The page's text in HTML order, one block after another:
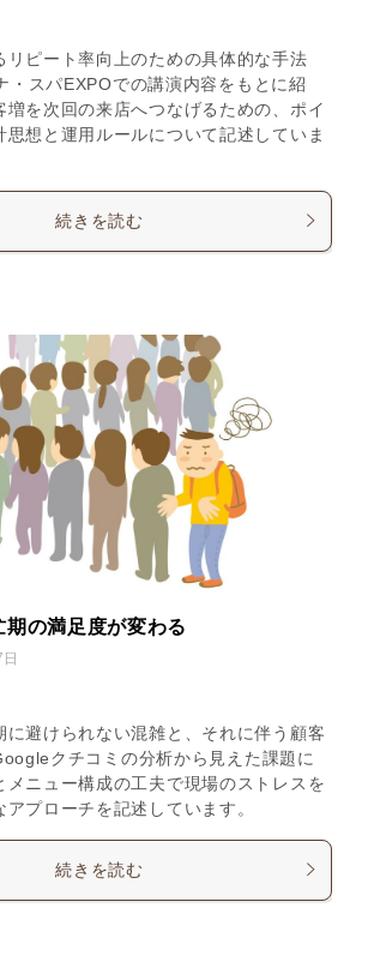
リピート率向上のための具体的な手法
・スパEXPOでの講演内容をもとに紹
増を次回の来店へつなげるための、ポイ
思想と運用ルールについて記述していま
続きを読む
の満足度が変わる
に避けられない混雑と、それに伴う顧客
クチコミの分析から見えた課題に
メニュー構成の工夫で現場のストレスを
プローチを記述しています。
続きを読む